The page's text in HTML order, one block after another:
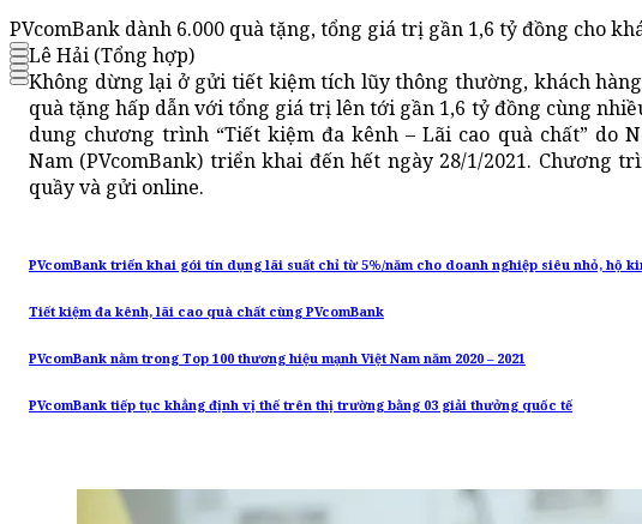
PVcomBank dành 6.000 quà tặng, tổng giá trị gần 1,6 tỷ đồng cho
Lê Hải (Tổng hợp)
Không dừng lại ở gửi tiết kiệm tích lũy thông thường, khách
quà tặng hấp dẫn với tổng giá trị lên tới gần 1,6 tỷ đồng cùng
dung chương trình “Tiết kiệm đa kênh – Lãi cao quà chất” do
Nam (PVcomBank) triển khai đến hết ngày 28/1/2021. Chương
quầy và gửi online.
PVcomBank triển khai gói tín dụng lãi suất chỉ từ 5%/năm cho doanh nghiệp siêu nhỏ, hộ
Tiết kiệm đa kênh, lãi cao quà chất cùng PVcomBank
PVcomBank nằm trong Top 100 thương hiệu mạnh Việt Nam năm 2020 – 2021
PVcomBank tiếp tục khẳng định vị thế trên thị trường bằng 03 giải thưởng quốc tế